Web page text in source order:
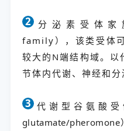
2 分泌素受体家
family），该类受体
较大的N端结构域。以
节体内代谢、神经和分
3 代谢型谷氨酸受
glutamate/pheromone